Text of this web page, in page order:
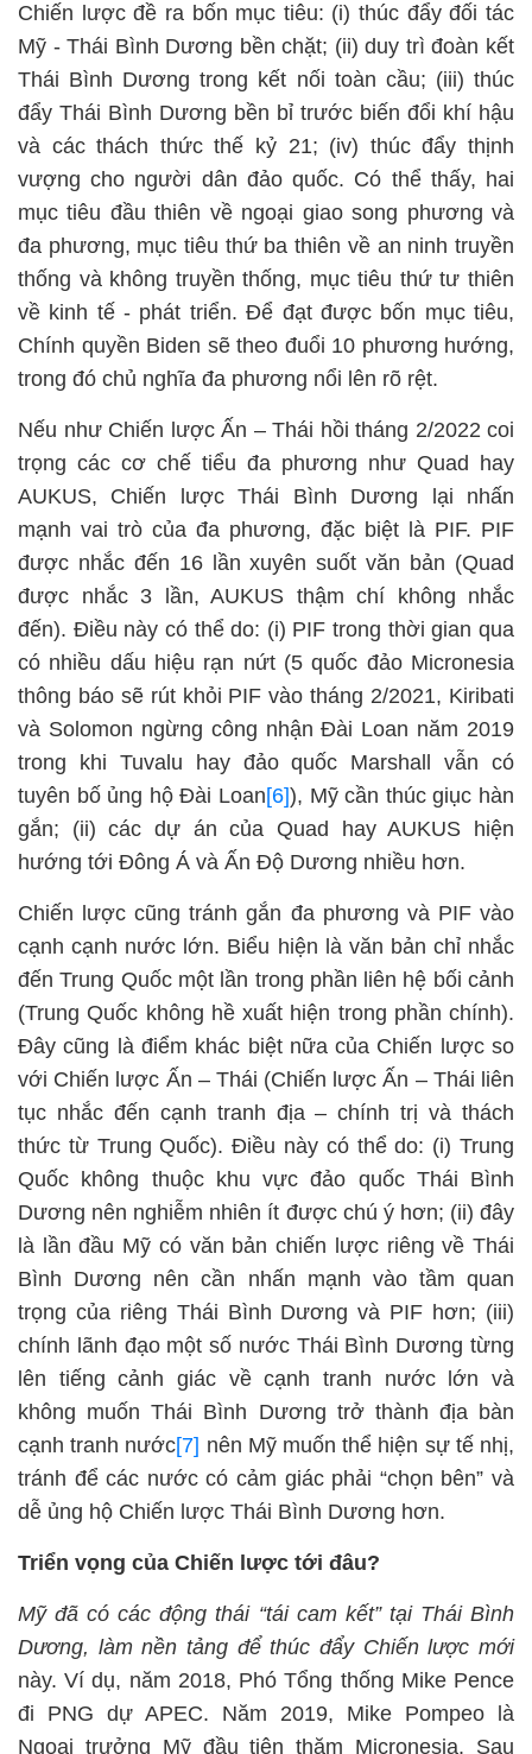
Chiến lược đề ra bốn mục tiêu: (i) thúc đẩy đối tác
Mỹ - Thái Bình Dương bền chặt; (ii) duy trì đoàn kết
Thái Bình Dương trong kết nối toàn cầu; (iii) thúc
đẩy Thái Bình Dương bền bỉ trước biến đổi khí hậu
và các thách thức thế kỷ 21; (iv) thúc đẩy thịnh
vượng cho người dân đảo quốc. Có thể thấy, hai
mục tiêu đầu thiên về ngoại giao song phương và
đa phương, mục tiêu thứ ba thiên về an ninh truyền
thống và không truyền thống, mục tiêu thứ tư thiên
về kinh tế - phát triển. Để đạt được bốn mục tiêu,
Chính quyền Biden sẽ theo đuổi 10 phương hướng,
trong đó chủ nghĩa đa phương nổi lên rõ rệt.
Nếu như Chiến lược Ấn – Thái hồi tháng 2/2022 coi
trọng các cơ chế tiểu đa phương như Quad hay
AUKUS, Chiến lược Thái Bình Dương lại nhấn
mạnh vai trò của đa phương, đặc biệt là PIF. PIF
được nhắc đến 16 lần xuyên suốt văn bản (Quad
được nhắc 3 lần, AUKUS thậm chí không nhắc
đến). Điều này có thể do: (i) PIF trong thời gian qua
có nhiều dấu hiệu rạn nứt (5 quốc đảo Micronesia
thông báo sẽ rút khỏi PIF vào tháng 2/2021, Kiribati
và Solomon ngừng công nhận Đài Loan năm 2019
trong khi Tuvalu hay đảo quốc Marshall vẫn có
tuyên bố ủng hộ Đài Loan[6]), Mỹ cần thúc giục hàn
gắn; (ii) các dự án của Quad hay AUKUS hiện
hướng tới Đông Á và Ấn Độ Dương nhiều hơn.
Chiến lược cũng tránh gắn đa phương và PIF vào
cạnh cạnh nước lớn. Biểu hiện là văn bản chỉ nhắc
đến Trung Quốc một lần trong phần liên hệ bối cảnh
(Trung Quốc không hề xuất hiện trong phần chính).
Đây cũng là điểm khác biệt nữa của Chiến lược so
với Chiến lược Ấn – Thái (Chiến lược Ấn – Thái liên
tục nhắc đến cạnh tranh địa – chính trị và thách
thức từ Trung Quốc). Điều này có thể do: (i) Trung
Quốc không thuộc khu vực đảo quốc Thái Bình
Dương nên nghiễm nhiên ít được chú ý hơn; (ii) đây
là lần đầu Mỹ có văn bản chiến lược riêng về Thái
Bình Dương nên cần nhấn mạnh vào tầm quan
trọng của riêng Thái Bình Dương và PIF hơn; (iii)
chính lãnh đạo một số nước Thái Bình Dương từng
lên tiếng cảnh giác về cạnh tranh nước lớn và
không muốn Thái Bình Dương trở thành địa bàn
cạnh tranh nước[7] nên Mỹ muốn thể hiện sự tế nhị,
tránh để các nước có cảm giác phải “chọn bên” và
dễ ủng hộ Chiến lược Thái Bình Dương hơn.
Triển vọng của Chiến lược tới đâu?
Mỹ đã có các động thái “tái cam kết” tại Thái Bình
Dương, làm nền tảng để thúc đẩy Chiến lược mới
này. Ví dụ, năm 2018, Phó Tổng thống Mike Pence
đi PNG dự APEC. Năm 2019, Mike Pompeo là
Ngoại trưởng Mỹ đầu tiên thăm Micronesia. Sau